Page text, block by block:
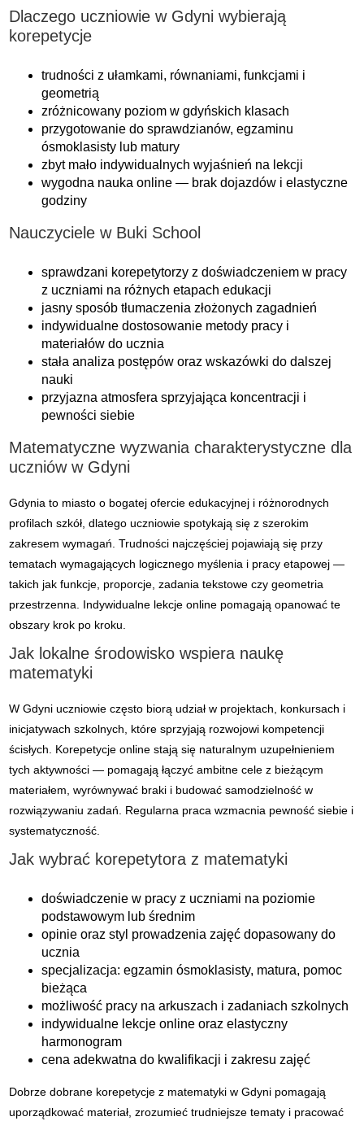
Dlaczego uczniowie w Gdyni wybierają
korepetycje
trudności z ułamkami, równaniami, funkcjami i
geometrią
zróżnicowany poziom w gdyńskich klasach
przygotowanie do sprawdzianów, egzaminu
ósmoklasisty lub matury
zbyt mało indywidualnych wyjaśnień na lekcji
wygodna nauka online — brak dojazdów i elastyczne
godziny
Nauczyciele w Buki School
sprawdzani korepetytorzy z doświadczeniem w pracy
z uczniami na różnych etapach edukacji
jasny sposób tłumaczenia złożonych zagadnień
indywidualne dostosowanie metody pracy i
materiałów do ucznia
stała analiza postępów oraz wskazówki do dalszej
nauki
przyjazna atmosfera sprzyjająca koncentracji i
pewności siebie
Matematyczne wyzwania charakterystyczne dla
uczniów w Gdyni
Gdynia to miasto o bogatej ofercie edukacyjnej i różnorodnych
profilach szkół, dlatego uczniowie spotykają się z szerokim
zakresem wymagań. Trudności najczęściej pojawiają się przy
tematach wymagających logicznego myślenia i pracy etapowej —
takich jak funkcje, proporcje, zadania tekstowe czy geometria
przestrzenna. Indywidualne lekcje online pomagają opanować te
obszary krok po kroku.
Jak lokalne środowisko wspiera naukę
matematyki
W Gdyni uczniowie często biorą udział w projektach, konkursach i
inicjatywach szkolnych, które sprzyjają rozwojowi kompetencji
ścisłych. Korepetycje online stają się naturalnym uzupełnieniem
tych aktywności — pomagają łączyć ambitne cele z bieżącym
materiałem, wyrównywać braki i budować samodzielność w
rozwiązywaniu zadań. Regularna praca wzmacnia pewność siebie i
systematyczność.
Jak wybrać korepetytora z matematyki
doświadczenie w pracy z uczniami na poziomie
podstawowym lub średnim
opinie oraz styl prowadzenia zajęć dopasowany do
ucznia
specjalizacja: egzamin ósmoklasisty, matura, pomoc
bieżąca
możliwość pracy na arkuszach i zadaniach szkolnych
indywidualne lekcje online oraz elastyczny
harmonogram
cena adekwatna do kwalifikacji i zakresu zajęć
Dobrze dobrane korepetycje z matematyki w Gdyni pomagają
uporządkować materiał, zrozumieć trudniejsze tematy i pracować